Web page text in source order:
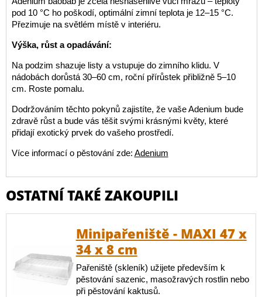
pod 10 °C ho poškodí, optimální zimní teplota je 12–15 °C.
Přezimuje na světlém místě v interiéru.
Výška, růst a opadávání:
Na podzim shazuje listy a vstupuje do zimního klidu. V
nádobách dorůstá 30–60 cm, roční přírůstek přibližně 5–10
cm. Roste pomalu.
Dodržováním těchto pokynů zajistíte, že vaše Adenium bude
zdravě růst a bude vás těšit svými krásnými květy, které
přidají exotický prvek do vašeho prostředí.
Více informací o pěstování zde: Adenium
OSTATNÍ TAKÉ ZAKOUPILI
Minipařeniště - MAXI 47 x
34 x 8 cm
Pařeniště (skleník) užijete především k
pěstování sazenic, masožravých rostlin nebo
při pěstování kaktusů.